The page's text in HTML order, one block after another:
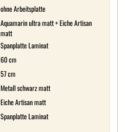
ohne Arbeitsplatte
Aquamarin ultra matt + Eiche Artisan
matt
Spanplatte Laminat
60 cm
57 cm
Metall schwarz matt
Eiche Artisan matt
Spanplatte Laminat